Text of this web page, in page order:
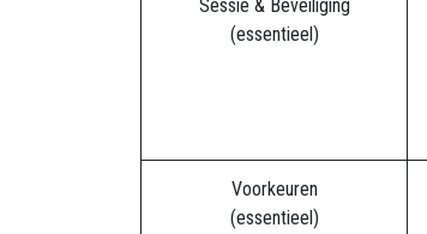
Sessie & Beveiliging
(essentieel)
Voorkeuren
(essentieel)